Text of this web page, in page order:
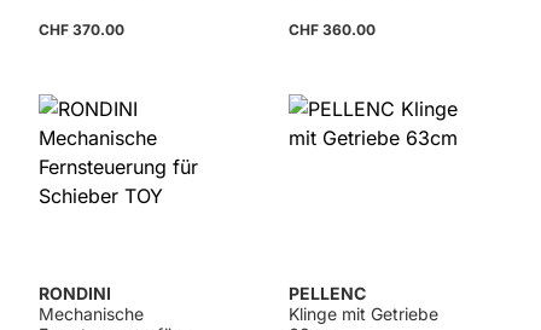
CHF 370.00 CHF 360.00
RONDINI
Mechanische
PELLENC
Klinge mit Getriebe